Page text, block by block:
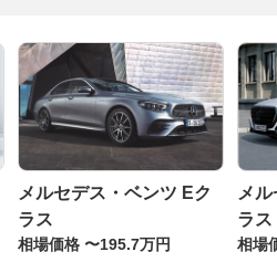
メルセデス・ベンツ Eク
ラス
相場価格 〜195.7万円
メ
ラス
相場